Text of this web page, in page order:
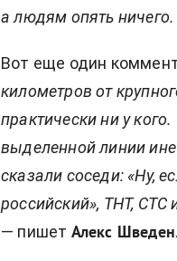
а людям опять ничего.
Вот еще один
километров от
практически ни у
выделенной линии
сказали соседи: «Ну,
российский», ТНТ, СТС
— пишет Алекс Шведен.